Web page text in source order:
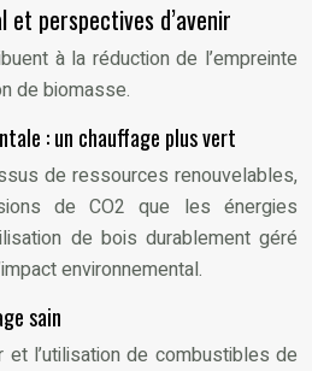
perspectives d’avenir
à la réduction de l’empreinte
de biomasse.
: un chauffage plus vert
de ressources renouvelables,
de CO2 que les énergies
de bois durablement géré
environnemental.
sain
et l’utilisation de combustibles de